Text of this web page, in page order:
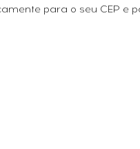
para o seu CEP e